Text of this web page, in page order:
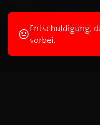
Entschuldigung,
vorbei.